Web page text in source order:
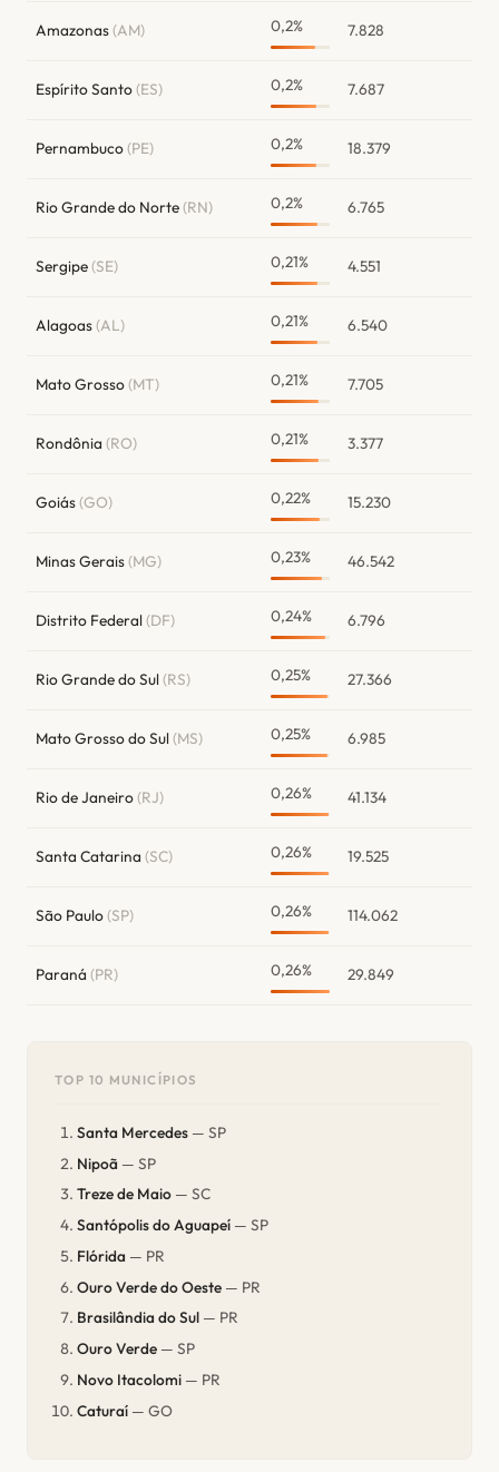
Amazonas(AM) 0,2% 7.828
Espírito Santo(ES) 0,2% 7.687
Pernambuco(PE) 0,2% 18.379
Rio Grande do Norte(RN) 0,2% 6.765
Sergipe(SE) 0,21% 4.551
Alagoas(AL) 0,21% 6.540
Mato Grosso(MT) 0,21% 7.705
Rondônia (RO) 0,21% 3.377
Goiás(GO) 0,22% 15.230
Minas Gerais(MG) 0,23% 46.542
Distrito Federal(DF) 0,24% 6.796
Rio Grande do Sul(RS) 0,25% 27.366
Mato Grosso do Sul(MS) 0,25% 6.985
Rio de Janeiro(RJ) 0,26% 41.134
Santa Catarina (SC) 0,26% 19.525
São Paulo(SP) 0,26% 114.062
Paraná (PR) 0,26% 29.849
TOP 10 MUNICÍPIOS
Santa Mercedes — SP
Nipoã — SP
Treze de Maio — SC
Santópolis do Aguapeí — SP
Flórida — PR
Ouro Verde do Oeste — PR
Brasilândia do Sul — PR
Ouro Verde — SP
Novo Itacolomi — PR
Caturaí — GO